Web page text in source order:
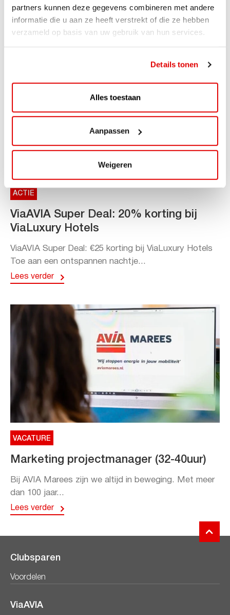
partners kunnen deze gegevens combineren met andere
informatie die u aan ze heeft verstrekt of die ze hebben
verzameld op basis van uw gebruik van hun services.
Details tonen
Alles toestaan
Aanpassen
Weigeren
AVIA VOLT en Fletcher Hotels starten landelijke uitrol
van DC-snellaadinfrastructuur AVIA VOLT en...
Lees verder
ACTIE
ViaAVIA Super Deal: 20% korting bij
ViaLuxury Hotels
ViaAVIA Super Deal: €25 korting bij ViaLuxury Hotels
Toe aan een ontspannen nachtje...
Lees verder
VACATURE
Marketing projectmanager (32-40uur)
Bij AVIA Marees zijn we altijd in beweging. Met meer
dan 100 jaar...
Lees verder
Clubsparen
Voordelen
ViaAVIA